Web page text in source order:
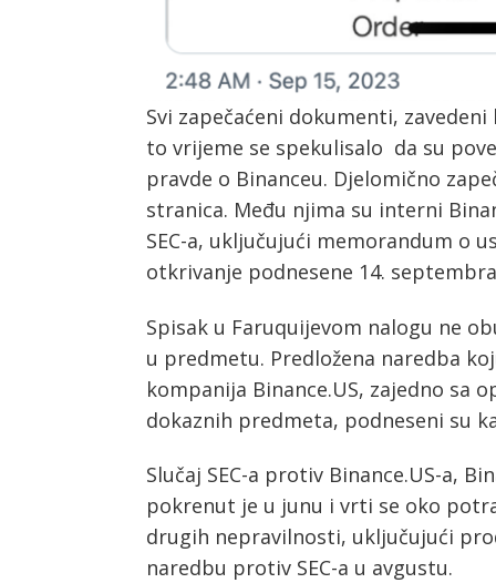
Svi zapečaćeni dokumenti,
to vrijeme se spekulisalo da su
pravde o Binanceu. Djelomično
stranica. Među njima su interni
SEC-a, uključujući memorandum o
otkrivanje podnesene 14.
Spisak u Faruquijevom nalogu ne
u predmetu. Predložena naredba
kompanija Binance.US, zajedno sa
dokaznih predmeta, podneseni su
Slučaj SEC-a protiv Binance.US-a,
pokrenut je u junu i vrti se oko
drugih nepravilnosti, uključujući
naredbu protiv SEC-a u avgustu.